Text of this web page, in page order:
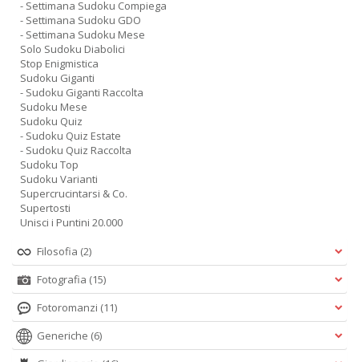
- Settimana Sudoku Compiega
- Settimana Sudoku GDO
- Settimana Sudoku Mese
Solo Sudoku Diabolici
Stop Enigmistica
Sudoku Giganti
- Sudoku Giganti Raccolta
Sudoku Mese
Sudoku Quiz
- Sudoku Quiz Estate
- Sudoku Quiz Raccolta
Sudoku Top
Sudoku Varianti
Supercrucintarsi & Co.
Supertosti
Unisci i Puntini 20.000
Filosofia (2)
Fotografia (15)
Fotoromanzi (11)
Generiche (6)